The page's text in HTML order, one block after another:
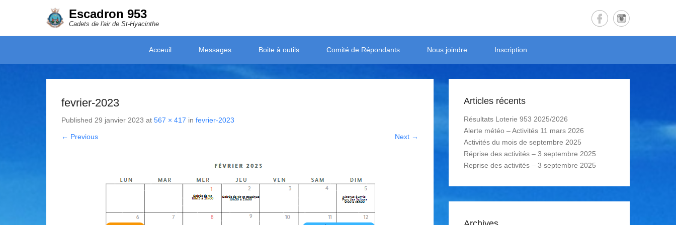
Escadron 953
Cadets de l'air de St-Hyacinthe
Acceuil
Messages Boite à outils Comité de Répondants Nous joindre Inscription
fevrier-2023
Published 29 janvier 2023 at 567 × 417 in fevrier-2023
← Previous Next →
Articles récents
Résultats Loterie 953 2025/2026
Alerte météo – Activités 11 mars 2026
Activités du mois de septembre 2025
Réprise des activités – 3 septembre 2025
Reprise des activités – 3 septembre 2025